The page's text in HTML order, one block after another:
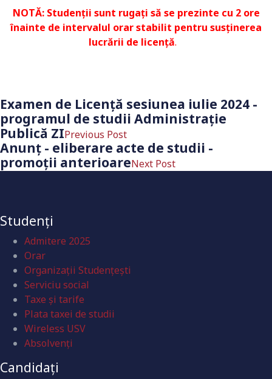
NOTĂ: Studenții sunt rugați să se prezinte cu 2 ore
înainte de intervalul orar stabilit pentru susținerea
lucrării de licență.
Examen de Licență sesiunea iulie 2024 -
programul de studii Administrație
Publică ZIPrevious Post
Anunţ - eliberare acte de studii -
promoții anterioareNext Post
Studenți
Admitere 2025
Orar
Organizaţii Studenţeşti
Serviciu social
Taxe și tarife
Plata taxei de studii
Wireless USV
Absolvenţi
Candidați